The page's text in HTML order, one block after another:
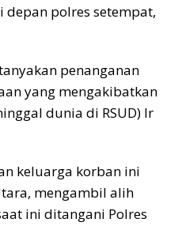
polres setempat,
penanganan
yang mengakibatkan
dunia di RSUD) Ir
keluarga korban ini
mengambil alih
ini ditangani Polres